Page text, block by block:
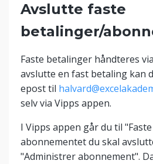
Avslutte faste
betalinger/
Faste betalinger håndteres
avslutte en fast betaling kan
epost til
selv via Vipps appen.
I Vipps appen går du til
abonnementet du skal
"Administrer abonnement".